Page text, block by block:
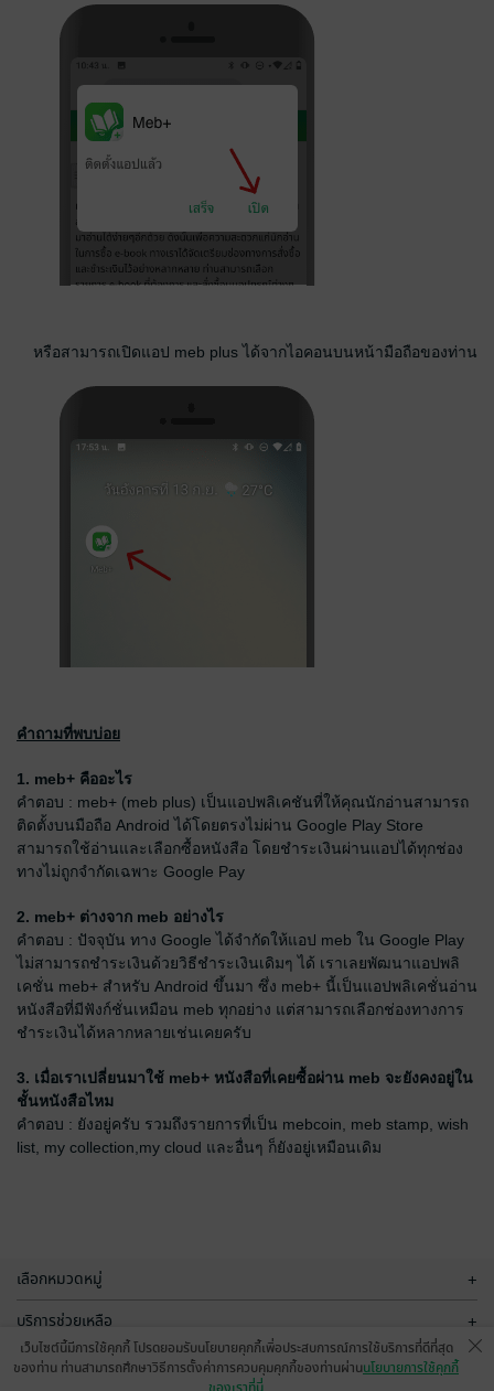
หรือสามารถเปิดแอป meb plus ได้จากไอคอนบนหน้ามือถือของท่าน
คำถามที่พบบ่อย
1. meb+ คืออะไร
คำตอบ : meb+ (meb plus) เป็นแอปพลิเคชันที่ให้คุณนักอ่านสามารถ
ติดตั้งบนมือถือ Android ได้โดยตรงไม่ผ่าน Google Play Store
สามารถใช้อ่านและเลือกซื้อหนังสือ โดยชำระเงินผ่านแอปได้ทุกช่อง
ทางไม่ถูกจำกัดเฉพาะ Google Pay
2. meb+ ต่างจาก meb อย่างไร
คำตอบ : ปัจจุบัน ทาง Google ได้จำกัดให้แอป meb ใน Google Play
ไม่สามารถชำระเงินด้วยวิธีชำระเงินเดิมๆ ได้ เราเลยพัฒนาแอปพลิ
เคชั่น meb+ สำหรับ Android ขึ้นมา ซึ่ง meb+ นี้เป็นแอปพลิเคชั่นอ่าน
หนังสือที่มีฟังก์ชั่นเหมือน meb ทุกอย่าง แต่สามารถเลือกช่องทางการ
ชำระเงินได้หลากหลายเช่นเคยครับ
3. เมื่อเราเปลี่ยนมาใช้ meb+ หนังสือที่เคยซื้อผ่าน meb จะยังคงอยู่ใน
ชั้นหนังสือไหม
คำตอบ : ยังอยู่ครับ รวมถึงรายการที่เป็น mebcoin, meb stamp, wish
list, my collection,my cloud และอื่นๆ ก็ยังอยู่เหมือนเดิม
เลือกหมวดหมู่ +
บริการช่วยเหลือ +
เกี่ยวกับเรา
เว็บไซต์นี้มีการใช้คุกกี้ โปรดยอมรับนโยบายคุกกี้เพื่อประสบการณ์การใช้บริการที่ดีที่สุด
ของท่าน ท่านสามารถศึกษาวิธีการตั้งค่าการควบคุมคุกกี้ของท่านผ่านนโยบายการใช้คุกกี้